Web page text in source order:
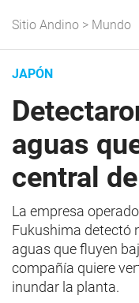
Sitio Andino > Mundo
JAPÓN
aguas
central
La empresa
Fukushima detectó
aguas que fluyen
compañía quiere
inundar la planta.